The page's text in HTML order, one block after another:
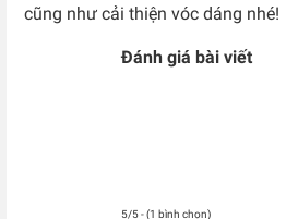
cũng như cải thiện vóc dáng nhé!
Đánh giá bài viết
5/5 - (1 bình chọn)